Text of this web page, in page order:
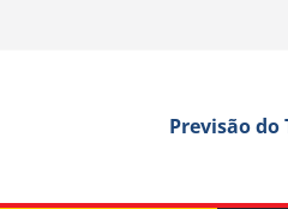
Previsão do